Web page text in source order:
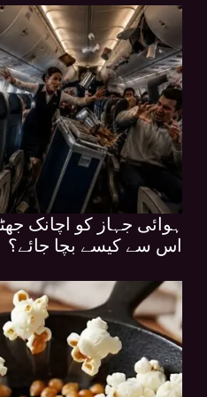
ہوائی جہاز کو اچانک
اس سے کیسے بچا جائے؟